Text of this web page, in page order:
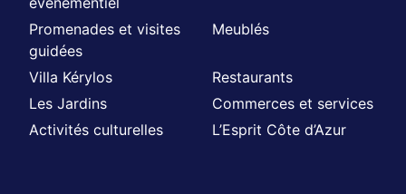
Promenades et visites
guidées
Meublés
Villa Kérylos
Restaurants
Les Jardins
Commerces et services
Activités culturelles
L’Esprit Côte d’Azur